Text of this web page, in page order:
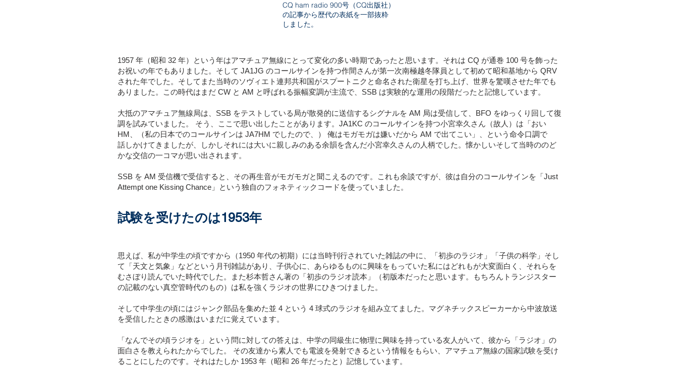
CQ ham radio 900号（CQ出版社）
の記事から歴代の表紙を一部抜粋
しました。
1957 年（昭和 32 年）という年はアマチュア無線にとって変化の多い時期であったと思います。それは CQ が通巻 100 号を飾った
お祝いの年でもありました。そして JA1JG のコールサインを持つ作間さんが第一次南極越冬隊員として初めて昭和基地から QRV
された年でした。そしてまた当時のソヴィエト連邦共和国がスプートニクと命名された衛星を打ち上げ、世界を驚嘆させた年でも
ありました。この時代はまだ CW と AM と呼ばれる振幅変調が主流で、SSB は実験的な運用の段階だったと記憶しています。
大抵のアマチュア無線局は、SSB をテストしている局が散発的に送信するシグナルを AM 局は受信して、BFO をゆっくり回して復
調を試みていました。 そう、ここで思い出したことがあります。JA1KC のコールサインを持つ小宮幸久さん（故人）は「おい
HM、（私の日本でのコールサインは JA7HM でしたので、） 俺はモガモガは嫌いだから AM で出てこい」、という命令口調で
話しかけてきましたが、しかしそれには大いに親しみのある余韻を含んだ小宮幸久さんの人柄でした。懐かしいそして当時ののど
かな交信の一コマが思い出されます。
SSB を AM 受信機で受信すると、その再生音がモガモガと聞こえるのです。これも余談ですが、彼は自分のコールサインを「Just
Attempt one Kissing Chance」という独自のフォネティックコードを使っていました。
試験を受けたのは1953年
思えば、私が中学生の頃ですから（1950 年代の初期）には当時刊行されていた雑誌の中に、「初歩のラジオ」「子供の科学」そし
て「天文と気象」などという月刊雑誌があり、子供心に、あらゆるものに興味をもっていた私にはどれもが大変面白く、それらを
むさぼり読んでいた時代でした。また杉本哲さん著の「初歩のラジオ読本」（初版本だったと思います。もちろんトランジスター
の記載のない真空管時代のもの）は私を強くラジオの世界にひきつけました。
そして中学生の頃にはジャンク部品を集めた並 4 という 4 球式のラジオを組み立てました。マグネチックスピーカーから中波放送
を受信したときの感激はいまだに覚えています。
「なんでその頃ラジオを」という問に対しての答えは、中学の同級生に物理に興味を持っている友人がいて、彼から「ラジオ」の
面白さを教えられたからでした。 その友達から素人でも電波を発射できるという情報をもらい、アマチュア無線の国家試験を受け
ることにしたのです。それはたしか 1953 年（昭和 26 年だったと）記憶しています。